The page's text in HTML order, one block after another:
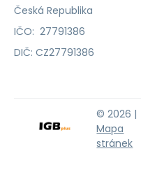
Česká Republika
IČO: 27791386
DIČ: CZ27791386
© 2026 |
Mapa
stránek